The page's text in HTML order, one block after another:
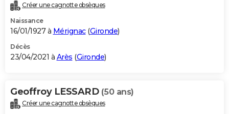
Créer une cagnotte obsèques
Naissance
16/01/1927 à Mérignac(Gironde)
Décès
23/04/2021 à Arès (Gironde)
Geoffroy LESSARD (50 ans)
Créer une cagnotte obsèques